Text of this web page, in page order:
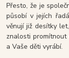
Přesto, že je
působí v jejích
věnují již desítky
znalosti
a Vaše děti vyrábí.